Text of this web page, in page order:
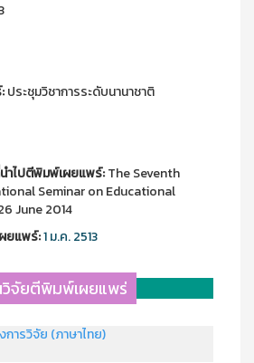
ประชุมวิชาการระดับนานาชาติ
ไปตีพิมพ์เผยแพร์:The Seventh
Seminar on Educational
June 2014
ยแพร์:1 ม.ค. 2513
จัยตีพิมพ์เผยแพร่
การวิจัย (ภาษาไทย)